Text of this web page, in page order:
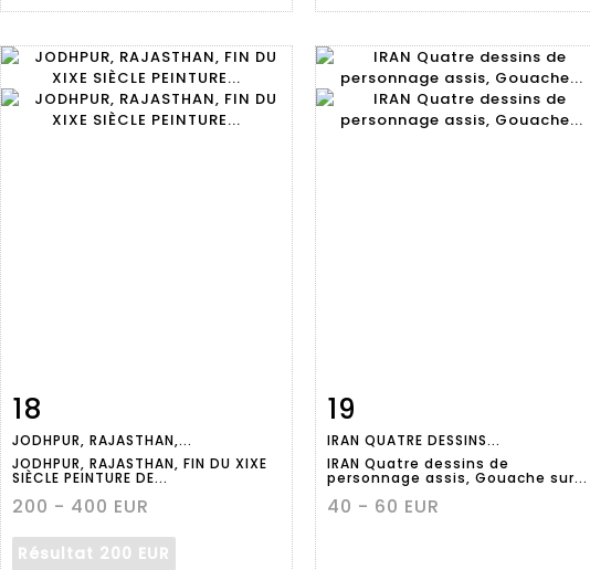
détaillée
18
JODHPUR, RAJASTHAN,...
JODHPUR, RAJASTHAN, FIN DU XIXE
SIÈCLE PEINTURE DE...
200 - 400 EUR
Résultat 200 EUR
détaillée
19
IRAN QUATRE DESSINS...
IRAN Quatre dessins de
personnage assis, Gouache sur...
40 - 60 EUR